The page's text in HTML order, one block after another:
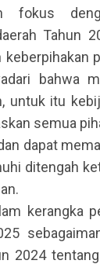
fokus
Tahun
bahwa
untuk itu
semua
dapat
ditengah
kerangka
2024